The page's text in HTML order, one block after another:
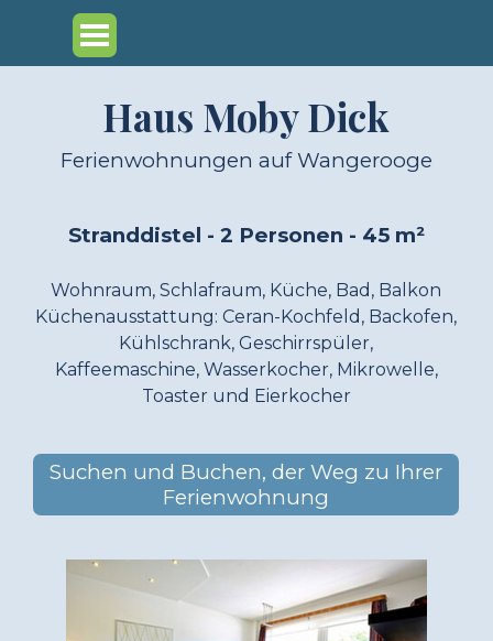
Menü überspringen
Haus Moby Dick
Ferienwohnungen auf Wangerooge
Stranddistel - 2 Personen - 45 m²
Wohnraum, Schlafraum, Küche, Bad, Balkon
Küchenausstattung: Ceran-Kochfeld, Backofen,
Kühlschrank, Geschirrspüler,
Kaffeemaschine, Wasserkocher, Mikrowelle,
Toaster und Eierkocher
Suchen und Buchen, der Weg zu Ihrer
Ferienwohnung